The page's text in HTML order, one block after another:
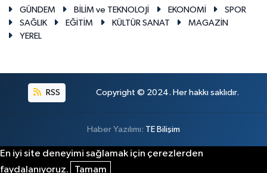
GÜNDEM BİLİM ve TEKNOLOJİ EKONOMİ
SPOR
SAĞLIK
EĞİTİM KÜLTÜR SANAT
MAGAZİN
YEREL
RSS Copyright © 2024. Her hakkı saklıdır.
Haber Yazılımı: TE Bilişim
En iyi site deneyimi sağlamak için çerezlerden
faydalanıyoruz.
Tamam